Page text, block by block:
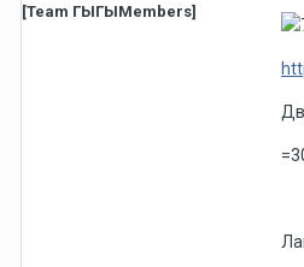
[Team ГЫГЫMembers]